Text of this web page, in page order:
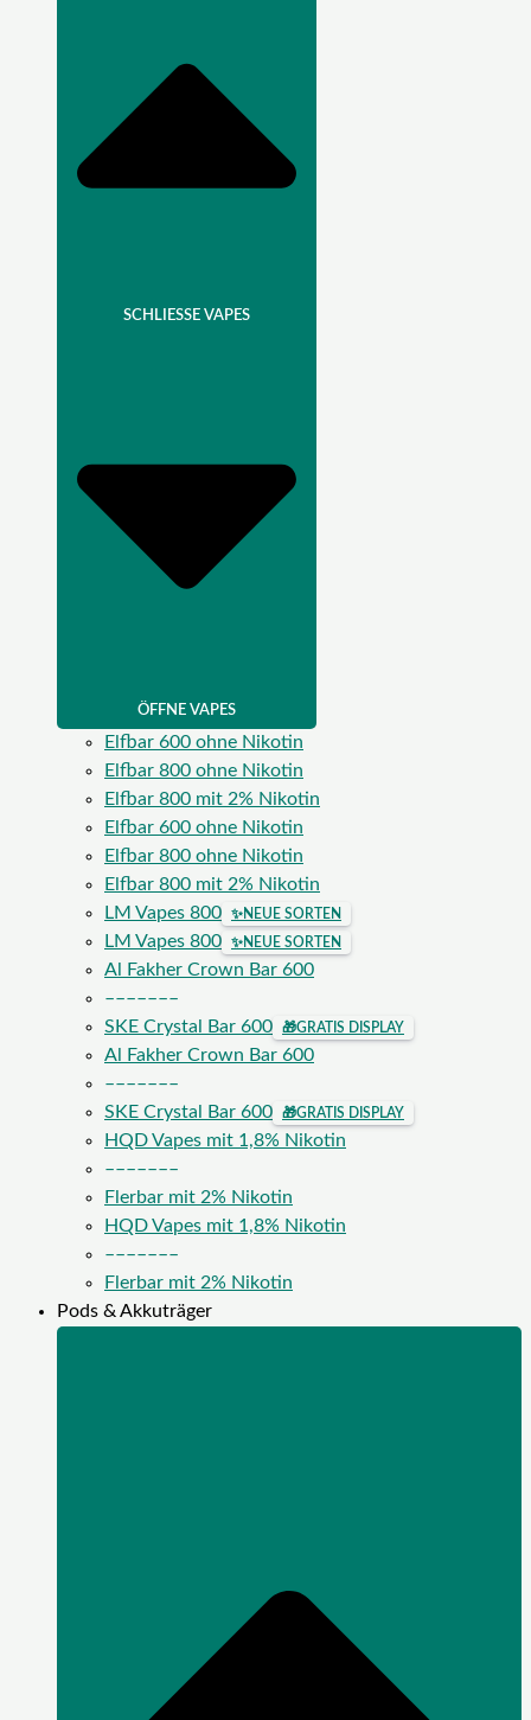
SCHLIESSE VAPES
ÖFFNE VAPES
Elfbar 600 ohne Nikotin
Elfbar 800 ohne Nikotin
Elfbar 800 mit 2% Nikotin
Elfbar 600 ohne Nikotin
Elfbar 800 ohne Nikotin
Elfbar 800 mit 2% Nikotin
LM Vapes 800
✨NEUE SORTEN
LM Vapes 800 ✨NEUE SORTEN
Al Fakher Crown Bar 600
–––––––
SKE Crystal Bar 600
🎁GRATIS DISPLAY
Al Fakher Crown Bar 600
–––––––
SKE Crystal Bar 600
🎁GRATIS DISPLAY
HQD Vapes mit 1,8% Nikotin
–––––––
Flerbar mit 2% Nikotin
HQD Vapes mit 1,8% Nikotin
–––––––
Flerbar mit 2% Nikotin
Pods & Akkuträger